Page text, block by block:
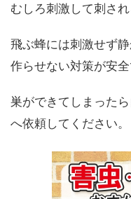
むしろ刺激して刺され
飛ぶ蜂には刺激せず
作らせない対策が安全
巣ができてしまった
へ依頼してください。